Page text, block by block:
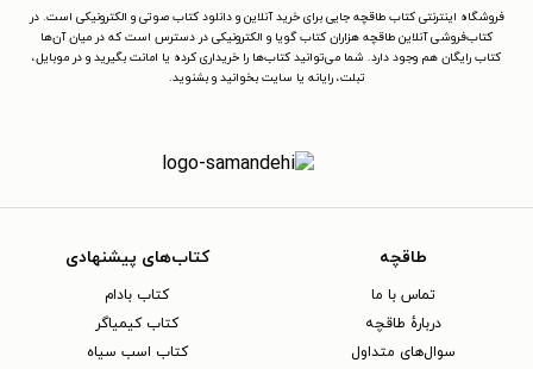
فروشگاه اینترنتی کتاب طاقچه جایی برای خرید آنلاین و دانلود کتاب صوتی و الکترونیکی است. در
کتاب‌فروشی آنلاین طاقچه هزاران کتاب گویا و الکترونیکی در دسترس است که در میان آن‌ها
کتاب رایگان هم وجود دارد. شما می‌توانید کتاب‌ها را خریداری کرده یا امانت بگیرید و در موبایل،
تبلت، رایانه یا سایت بخوانید و بشنوید.
طاقچه
تماس با ما
دربارهٔ طاقچه
سوال‌های متداول
کتاب‌های پیشنهادی
کتاب بادام
کتاب کیمیاگر
کتاب اسب سیاه